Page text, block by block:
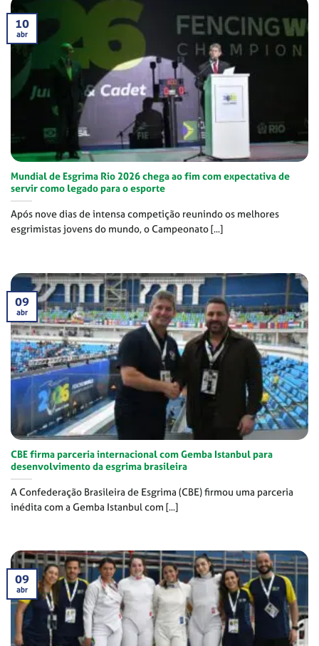
Mundial de Esgrima Rio 2026 chega ao fim com expectativa de
servir como legado para o esporte
Após nove dias de intensa competição reunindo os melhores
esgrimistas jovens do mundo, o Campeonato [...]
10
abr
CBE firma parceria internacional com Gemba Istanbul para
desenvolvimento da esgrima brasileira
A Confederação Brasileira de Esgrima (CBE) firmou uma parceria
inédita com a Gemba Istanbul com [...]
09
abr
09
abr